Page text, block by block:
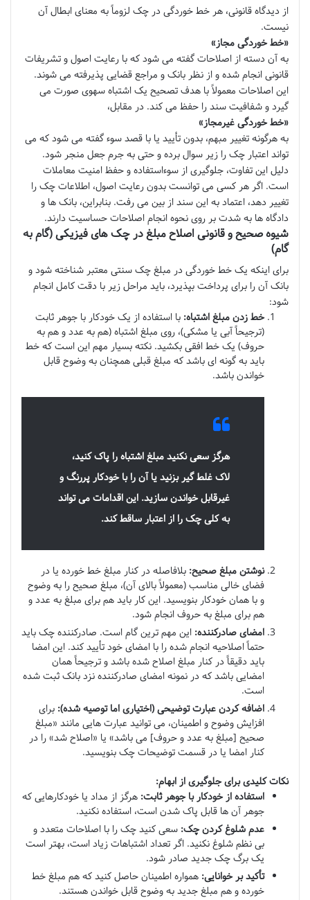
از دیدگاه قانونی، هر خط خوردگی در چک لزوماً به معنای ابطال آن
نیست.
«خط خوردگی مجاز»
به آن دسته از اصلاحات گفته می شود که با رعایت اصول و تشریفات
قانونی انجام شده و از نظر بانک و مراجع قضایی پذیرفته می شوند.
این اصلاحات معمولاً با هدف تصحیح یک اشتباه سهوی صورت می
گیرد و شفافیت سند را حفظ می کند. در مقابل،
«خط خوردگی غیرمجاز»
به هرگونه تغییر مبهم، بدون تأیید یا با قصد سوء گفته می شود که می
تواند اعتبار چک را زیر سوال برده و حتی به جرم جعل منجر شود.
دلیل این تفاوت، جلوگیری از سوءاستفاده و حفظ امنیت معاملات
است. اگر هر کسی می توانست بدون رعایت اصول، اطلاعات چک را
تغییر دهد، اعتماد به این سند از بین می رفت. بنابراین، بانک ها و
دادگاه ها به شدت بر روی نحوه انجام اصلاحات حساسیت دارند.
شیوه صحیح و قانونی اصلاح مبلغ در چک های فیزیکی (گام به
گام)
برای اینکه یک خط خوردگی در مبلغ چک سنتی معتبر شناخته شود و
بانک آن را برای پرداخت بپذیرد، باید مراحل زیر با دقت کامل انجام
شود:
خط زدن مبلغ اشتباه: با استفاده از یک خودکار با جوهر ثابت
(ترجیحاً آبی یا مشکی)، روی مبلغ اشتباه (هم به عدد و هم به
حروف) یک خط افقی بکشید. نکته بسیار مهم این است که خط
باید به گونه ای باشد که مبلغ قبلی همچنان به وضوح قابل
خواندن باشد.
هرگز سعی نکنید مبلغ اشتباه را پاک کنید،
لاک غلط گیر بزنید یا آن را با خودکار پررنگ و
غیرقابل خواندن سازید. این اقدامات می تواند
به کلی چک را از اعتبار ساقط کند.
نوشتن مبلغ صحیح: بلافاصله در کنار مبلغ خط خورده یا در
فضای خالی مناسب (معمولاً بالای آن)، مبلغ صحیح را به وضوح
و با همان خودکار بنویسید. این کار باید هم برای مبلغ به عدد و
هم برای مبلغ به حروف انجام شود.
امضای صادرکننده: این مهم ترین گام است. صادرکننده چک باید
حتماً اصلاحیه انجام شده را با امضای خود تأیید کند. این امضا
باید دقیقاً در کنار مبلغ اصلاح شده باشد و ترجیحاً همان
امضایی باشد که در نمونه امضای صادرکننده نزد بانک ثبت شده
است.
اضافه کردن عبارت توضیحی (اختیاری اما توصیه شده): برای
افزایش وضوح و اطمینان، می توانید عبارت هایی مانند «مبلغ
صحیح [مبلغ به عدد و حروف] می باشد» یا «اصلاح شد» را در
کنار امضا یا در قسمت توضیحات چک بنویسید.
نکات کلیدی برای جلوگیری از ابهام:
استفاده از خودکار با جوهر ثابت: هرگز از مداد یا خودکارهایی که
جوهر آن ها قابل پاک شدن است، استفاده نکنید.
عدم شلوغ کردن چک: سعی کنید چک را با اصلاحات متعدد و
بی نظم شلوغ نکنید. اگر تعداد اشتباهات زیاد است، بهتر است
یک برگ چک جدید صادر شود.
تأکید بر خوانایی: همواره اطمینان حاصل کنید که هم مبلغ خط
خورده و هم مبلغ جدید به وضوح قابل خواندن هستند.